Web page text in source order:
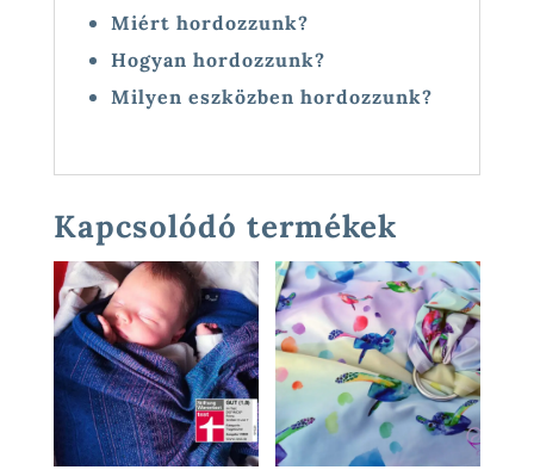
Miért hordozzunk?
Hogyan hordozzunk?
Milyen eszközben hordozzunk?
Kapcsolódó termékek